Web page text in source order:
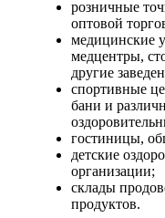
розничные
оптовой
медицинские
медцентры,
другие
спортивные
бани и
гостиницы,
детские
организации;
склады
продуктов.